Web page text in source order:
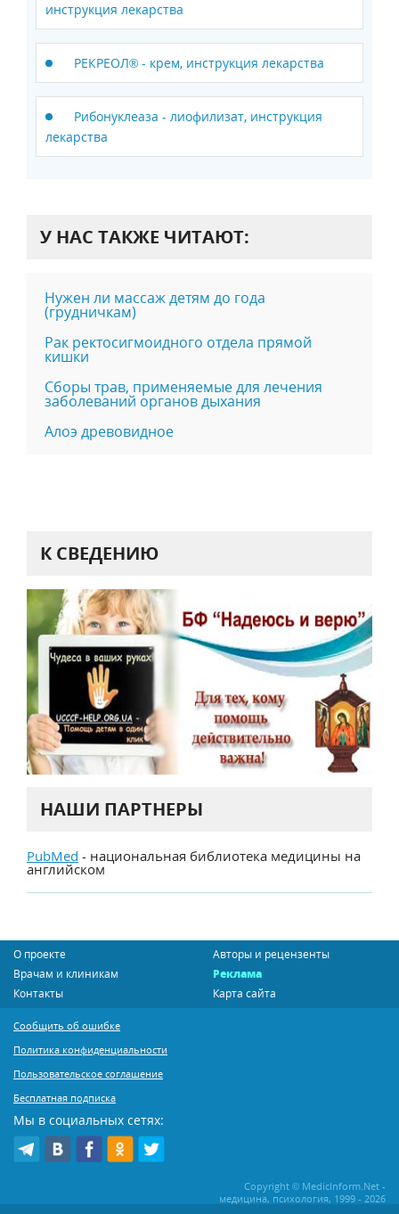
инструкция лекарства
РЕКРЕОЛ® - крем, инструкция лекарства
Рибонуклеаза - лиофилизат, инструкция
лекарства
У НАС ТАКЖЕ ЧИТАЮТ:
Нужен ли массаж детям до года
(грудничкам)
Рак ректосигмоидного отдела прямой
кишки
Сборы трав, применяемые для лечения
заболеваний органов дыхания
Алоэ древовидное
К СВЕДЕНИЮ
НАШИ ПАРТНЕРЫ
PubMed - национальная библиотека медицины на
английском
О проекте
Авторы и рецензенты
Врачам и клиникам
Реклама
Контакты
Карта сайта
Сообщить об ошибке
Политика конфиденциальности
Пользовательское соглашение
Бесплатная подписка
Мы в социальных сетях:
Copyright © MedicInform.Net -
медицина, психология, 1999 - 2026